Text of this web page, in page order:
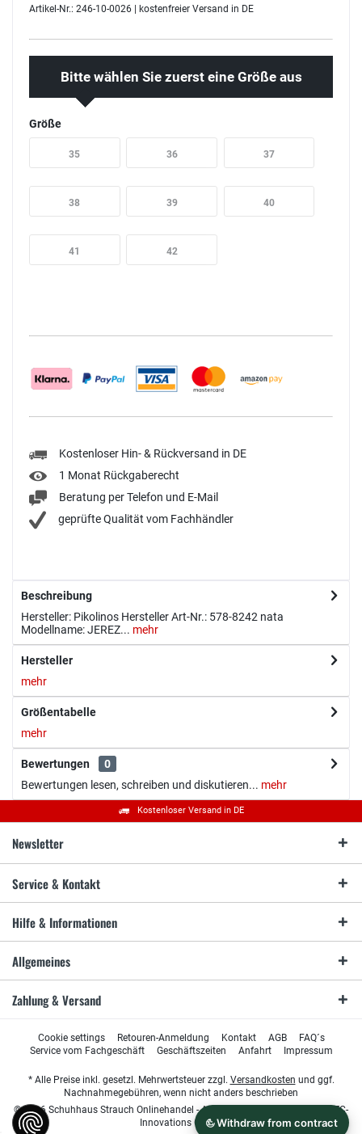
Artikel-Nr.: 246-10-0026 | kostenfreier Versand in DE
Bitte wählen Sie zuerst eine Größe aus
Größe
35 36 37
38 39 40
41 42
Kostenloser Hin- & Rückversand in DE
1 Monat Rückgaberecht
Beratung per Telefon und E-Mail
geprüfte Qualität vom Fachhändler
Beschreibung
Hersteller: Pikolinos Hersteller Art-Nr.: 578-8242 nata
Modellname: JEREZ... mehr
Hersteller
mehr
Größentabelle
mehr
Bewertungen
0
Bewertungen lesen, schreiben und diskutieren... mehr
Kostenloser Versand in DE
Newsletter
Service & Kontakt
Hilfe & Informationen
Allgemeines
Zahlung & Versand
Cookie settings Retouren-Anmeldung Kontakt AGB
FAQ´s
Service vom Fachgeschäft
Geschäftszeiten Anfahrt Impressum
* Alle Preise inkl. gesetzl. Mehrwertsteuer zzgl. Versandkosten und ggf.
Nachnahmegebühren, wenn nicht anders beschrieben
© 2026 Schuhhaus Strauch Onlinehandel - All Rights Reserved. Design byTC-
Innovations GmbH